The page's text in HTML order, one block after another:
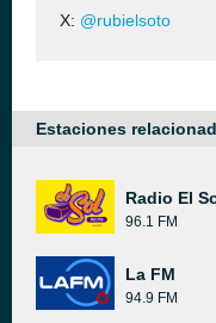
X: @rubielsoto
Estaciones
Radio El
96.1 FM
La FM
94.9 FM